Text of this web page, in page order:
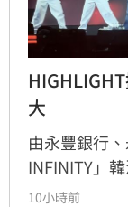
大
由永豐銀行
INFINITY」
力開唱，集結
10小時前